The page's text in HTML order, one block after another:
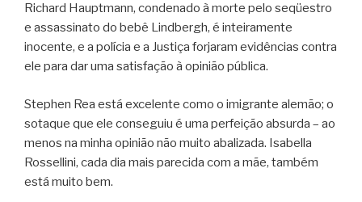
Richard Hauptmann, condenado à morte pelo seqüestro
e assassinato do bebê Lindbergh, é inteiramente
inocente, e a polícia e a Justiça forjaram evidências contra
ele para dar uma satisfação à opinião pública.
Stephen Rea está excelente como o imigrante alemão; o
sotaque que ele conseguiu é uma perfeição absurda – ao
menos na minha opinião não muito abalizada. Isabella
Rossellini, cada dia mais parecida com a mãe, também
está muito bem.